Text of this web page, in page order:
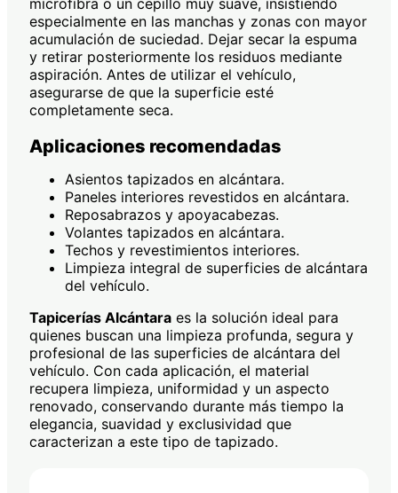
microfibra o un cepillo muy suave, insistiendo
especialmente en las manchas y zonas con mayor
acumulación de suciedad. Dejar secar la espuma
y retirar posteriormente los residuos mediante
aspiración. Antes de utilizar el vehículo,
asegurarse de que la superficie esté
completamente seca.
Aplicaciones recomendadas
Asientos tapizados en alcántara.
Paneles interiores revestidos en alcántara.
Reposabrazos y apoyacabezas.
Volantes tapizados en alcántara.
Techos y revestimientos interiores.
Limpieza integral de superficies de alcántara
del vehículo.
Tapicerías Alcántara es la solución ideal para
quienes buscan una limpieza profunda, segura y
profesional de las superficies de alcántara del
vehículo. Con cada aplicación, el material
recupera limpieza, uniformidad y un aspecto
renovado, conservando durante más tiempo la
elegancia, suavidad y exclusividad que
caracterizan a este tipo de tapizado.